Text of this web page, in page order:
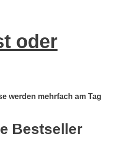
oder
werden mehrfach am Tag
Bestseller